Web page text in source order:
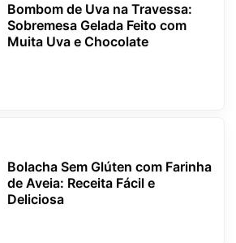
Bombom de Uva na Travessa:
Sobremesa Gelada Feito com
Muita Uva e Chocolate
Bolacha Sem Glúten com Farinha
de Aveia: Receita Fácil e
Deliciosa